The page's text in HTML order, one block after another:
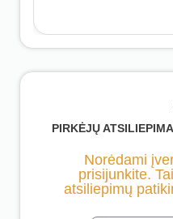
PIRKĖJŲ
Norėdami
prisijunkite.
atsiliepimų